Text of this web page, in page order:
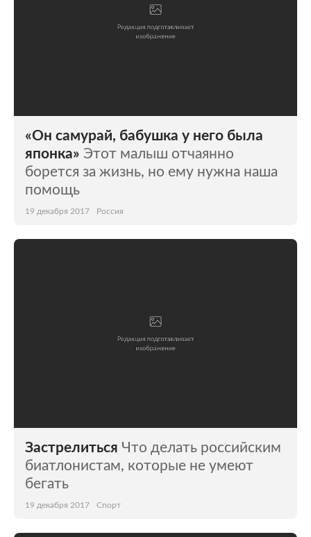
«Он самурай, бабушка у него была
японка» Этот малыш отчаянно
борется за жизнь, но ему нужна наша
помощь
19 декабря 2017 Россия
Застрелиться Что делать российским
биатлонистам, которые не умеют
бегать
19 декабря 2017 Спорт